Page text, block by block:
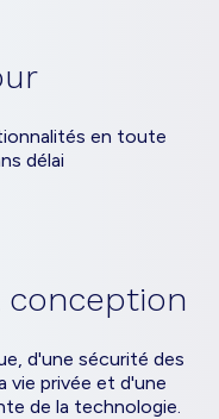
en toute
délai
conception
d'une sécurité des
vie privée et d'une
de la technologie.